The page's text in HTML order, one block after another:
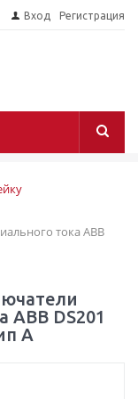
Вход Регистрация
тока ABB
DS201
A